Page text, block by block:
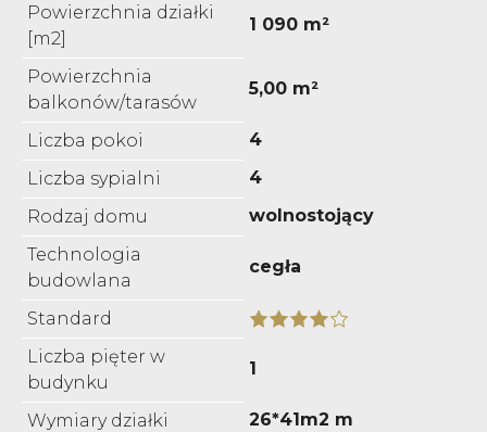
Powierzchnia działki
[m2]
1 090 m²
Powierzchnia
balkonów/tarasów
5,00 m²
Liczba pokoi
4
Liczba sypialni
4
Rodzaj domu
wolnostojący
Technologia
budowlana
cegła
Standard
Liczba pięter w
budynku
1
Wymiary działki
26*41m2 m